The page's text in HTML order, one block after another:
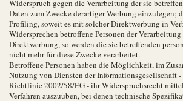
Widerspruch gegen die Verarbeitung der sie
Daten zum Zwecke derartiger Werbung einzulegen;
Profiling, soweit es mit solcher Direktwerbung in
Widersprechen betroffene Personen der
Direktwerbung, so werden die sie betreffenden
nicht mehr für diese Zwecke verarbeitet.
Betroffene Personen haben die Möglichkeit, im
Nutzung von Diensten der Informationsgesellschaft
Richtlinie 2002/58/EG - ihr Widerspruchsrecht
Verfahren auszuüben, bei denen technische